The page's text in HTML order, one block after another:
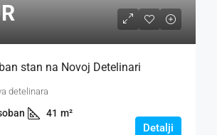
stan na Novoj Detelinari
detelinara
41 m²
Detalji